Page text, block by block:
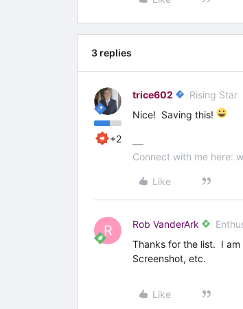
3 replies
+2
trice602 Rising Star
Nice! Saving this!
Connect with me here:
Like
R Rob VanderArk
Thanks for the list. I
Screenshot, etc.
Like